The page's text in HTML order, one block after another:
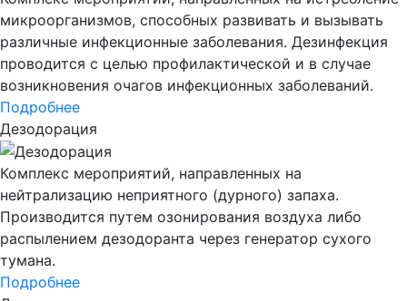
микроорганизмов, способных развивать и вызывать
различные инфекционные заболевания. Дезинфекция
проводится с целью профилактической и в случае
возникновения очагов инфекционных заболеваний.
Подробнее
Дезодорация
Комплекс мероприятий, направленных на
нейтрализацию неприятного (дурного) запаха.
Производится путем озонирования воздуха либо
распылением дезодоранта через генератор сухого
тумана.
Подробнее